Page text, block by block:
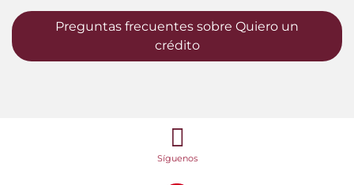
Preguntas frecuentes sobre Quiero un
crédito
Síguenos